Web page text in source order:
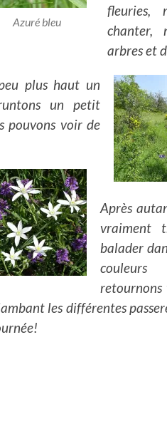
Azuré bleu
fleuries,
chanter,
arbres et
plus haut un
un petit
pouvons voir de
Après
vraiment
balader
retournons
les différentes